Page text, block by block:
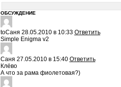
ОБСУЖДЕНИЕ
toСаня 28.05.2010 в 10:33 Ответить
Simple Enigma v2
Саня 27.05.2010 в 15:40 Ответить
Клёво
А что за рама фиолетовая?)